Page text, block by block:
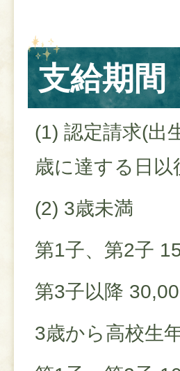
支給期間
(1) 認定請求(出
歳に達する日
(2) 3歳未満
第1子、第2子
第3子以降
3歳から高校生